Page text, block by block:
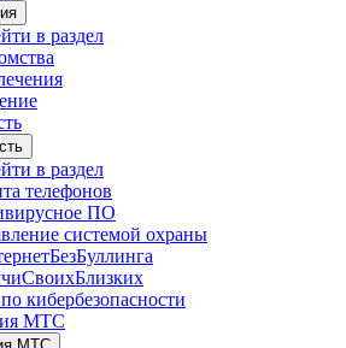
в раздел
в раздел
телефонов
ПО
системой охраны
кибербезопасности
МТС